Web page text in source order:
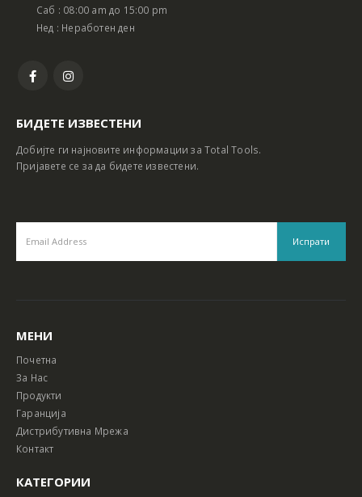
Саб : 08:00 am до 15:00 pm
Нед : Неработен ден
БИДЕТЕ ИЗВЕСТЕНИ
Добијте ги најновите информации за Total Tools.
Пријавете се за да бидете известени.
МЕНИ
Почетна
За Нас
Продукти
Гаранција
Дистрибутивна Мрежа
Контакт
КАТЕГОРИИ